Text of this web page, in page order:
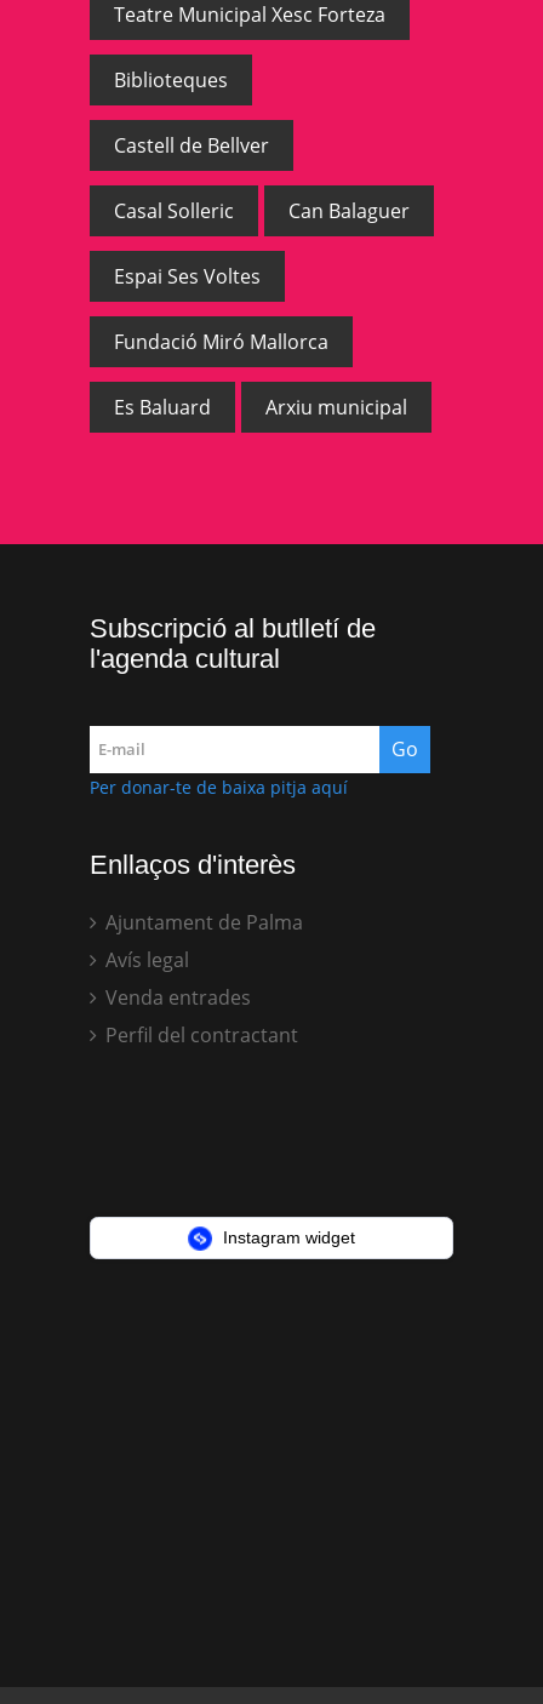
Teatre Municipal Xesc Forteza
Biblioteques
Castell de Bellver
Casal Solleric Can Balaguer
Espai Ses Voltes
Fundació Miró Mallorca
Es Baluard Arxiu municipal
Subscripció al butlletí de
l'agenda cultural
Per donar-te de baixa pitja aquí
Enllaços d'interès
Ajuntament de Palma
Avís legal
Venda entrades
Perfil del contractant
Instagram widget